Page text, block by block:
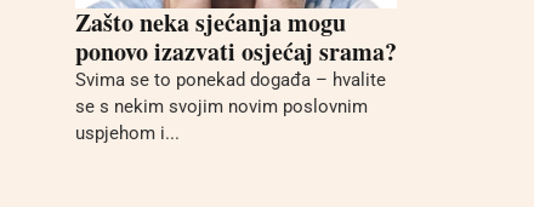
Zašto neka sjećanja mogu
ponovo izazvati osjećaj srama?
Svima se to ponekad događa – hvalite
se s nekim svojim novim poslovnim
uspjehom i...